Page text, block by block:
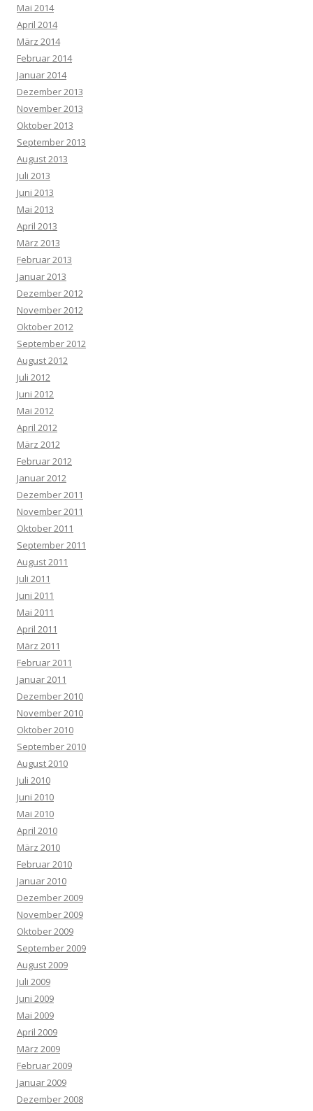
Mai 2014
April 2014
März 2014
Februar 2014
Januar 2014
Dezember 2013
November 2013
Oktober 2013
September 2013
August 2013
Juli 2013
Juni 2013
Mai 2013
April 2013
März 2013
Februar 2013
Januar 2013
Dezember 2012
November 2012
Oktober 2012
September 2012
August 2012
Juli 2012
Juni 2012
Mai 2012
April 2012
März 2012
Februar 2012
Januar 2012
Dezember 2011
November 2011
Oktober 2011
September 2011
August 2011
Juli 2011
Juni 2011
Mai 2011
April 2011
März 2011
Februar 2011
Januar 2011
Dezember 2010
November 2010
Oktober 2010
September 2010
August 2010
Juli 2010
Juni 2010
Mai 2010
April 2010
März 2010
Februar 2010
Januar 2010
Dezember 2009
November 2009
Oktober 2009
September 2009
August 2009
Juli 2009
Juni 2009
Mai 2009
April 2009
März 2009
Februar 2009
Januar 2009
Dezember 2008